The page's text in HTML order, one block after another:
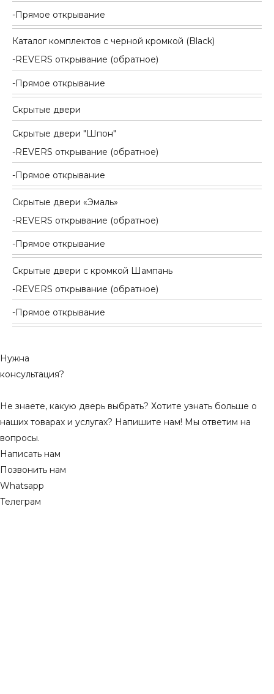
Прямое открывание
Каталог комплектов c черной кромкой (Black)
REVERS открывание (обратное)
Прямое открывание
Скрытые двери
Скрытые двери "Шпон"
REVERS открывание (обратное)
Прямое открывание
Скрытые двери «Эмаль»
REVERS открывание (обратное)
Прямое открывание
Скрытые двери с кромкой Шампань
REVERS открывание (обратное)
Прямое открывание
Нужна
консультация?
Не знаете, какую дверь выбрать? Хотите узнать больше о
наших товарах и услугах? Напишите нам! Мы ответим на
вопросы.
Написать нам
Позвонить нам
Whatsapp
Телеграм